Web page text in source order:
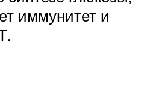
иммунитет и